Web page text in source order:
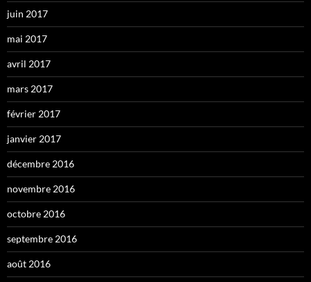
juin 2017
mai 2017
avril 2017
mars 2017
février 2017
janvier 2017
décembre 2016
novembre 2016
octobre 2016
septembre 2016
août 2016